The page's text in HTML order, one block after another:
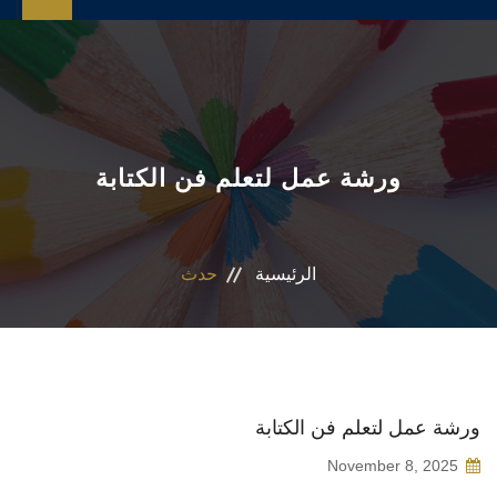
عن الكلية
القطاعات ورشة عمل لتعلم فن الكتابة
الرئيسية حدث
ورشة عمل لتعلم فن الكتابة
November 8, 2025